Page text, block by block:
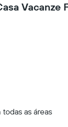
Vacanze
as áreas